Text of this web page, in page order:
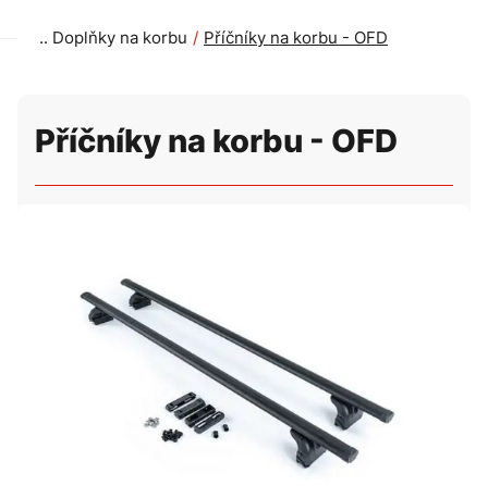
Doplňky na korbu Příčníky na korbu - OFD
Příčníky na korbu - OFD